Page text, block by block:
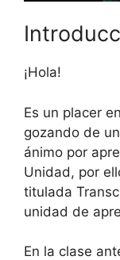
¡Hola!
Es un placer
gozando de
ánimo por
Unidad, por
titulada
unidad de
En la clase